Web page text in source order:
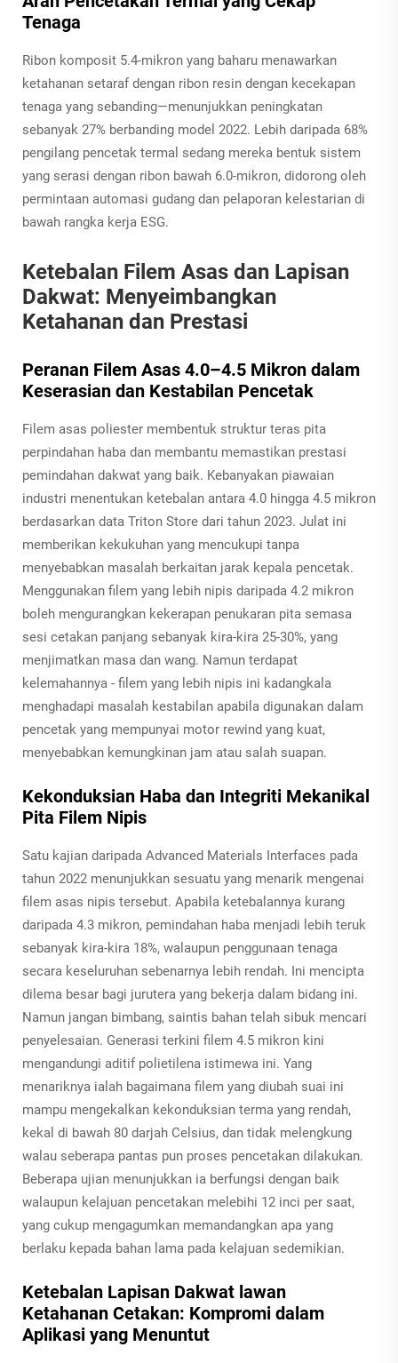
Tenaga
Ribon komposit 5.4-mikron yang baharu menawarkan
ketahanan setaraf dengan ribon resin dengan kecekapan
tenaga yang sebanding—menunjukkan peningkatan
sebanyak 27% berbanding model 2022. Lebih daripada 68%
pengilang pencetak termal sedang mereka bentuk sistem
yang serasi dengan ribon bawah 6.0-mikron, didorong oleh
permintaan automasi gudang dan pelaporan kelestarian di
bawah rangka kerja ESG.
Ketebalan Filem Asas dan Lapisan
Dakwat: Menyeimbangkan
Ketahanan dan Prestasi
Peranan Filem Asas 4.0–4.5 Mikron dalam
Keserasian dan Kestabilan Pencetak
Filem asas poliester membentuk struktur teras pita
perpindahan haba dan membantu memastikan prestasi
pemindahan dakwat yang baik. Kebanyakan piawaian
industri menentukan ketebalan antara 4.0 hingga 4.5 mikron
berdasarkan data Triton Store dari tahun 2023. Julat ini
memberikan kekukuhan yang mencukupi tanpa
menyebabkan masalah berkaitan jarak kepala pencetak.
Menggunakan filem yang lebih nipis daripada 4.2 mikron
boleh mengurangkan kekerapan penukaran pita semasa
sesi cetakan panjang sebanyak kira-kira 25-30%, yang
menjimatkan masa dan wang. Namun terdapat
kelemahannya - filem yang lebih nipis ini kadangkala
menghadapi masalah kestabilan apabila digunakan dalam
pencetak yang mempunyai motor rewind yang kuat,
menyebabkan kemungkinan jam atau salah suapan.
Kekonduksian Haba dan Integriti Mekanikal
Pita Filem Nipis
Satu kajian daripada Advanced Materials Interfaces pada
tahun 2022 menunjukkan sesuatu yang menarik mengenai
filem asas nipis tersebut. Apabila ketebalannya kurang
daripada 4.3 mikron, pemindahan haba menjadi lebih teruk
sebanyak kira-kira 18%, walaupun penggunaan tenaga
secara keseluruhan sebenarnya lebih rendah. Ini mencipta
dilema besar bagi jurutera yang bekerja dalam bidang ini.
Namun jangan bimbang, saintis bahan telah sibuk mencari
penyelesaian. Generasi terkini filem 4.5 mikron kini
mengandungi aditif polietilena istimewa ini. Yang
menariknya ialah bagaimana filem yang diubah suai ini
mampu mengekalkan kekonduksian terma yang rendah,
kekal di bawah 80 darjah Celsius, dan tidak melengkung
walau seberapa pantas pun proses pencetakan dilakukan.
Beberapa ujian menunjukkan ia berfungsi dengan baik
walaupun kelajuan pencetakan melebihi 12 inci per saat,
yang cukup mengagumkan memandangkan apa yang
berlaku kepada bahan lama pada kelajuan sedemikian.
Ketebalan Lapisan Dakwat lawan
Ketahanan Cetakan: Kompromi dalam
Aplikasi yang Menuntut